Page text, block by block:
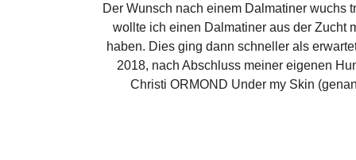
Der Wunsch nach einem Dalmatiner wuchs
wollte ich einen Dalmatiner aus der Zucht
haben. Dies ging dann schneller als
2018, nach Abschluss meiner eigenen
Christi ORMOND Under my Skin